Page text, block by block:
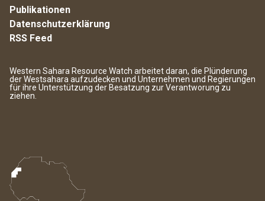
Publikationen
Datenschutzerklärung
RSS Feed
Western Sahara Resource Watch arbeitet daran, die Plünderung
der Westsahara aufzudecken und Unternehmen und Regierungen
für ihre Unterstützung der Besatzung zur Verantworung zu
ziehen.